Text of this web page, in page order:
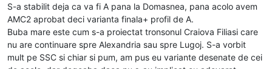
S-a stabilit deja ca va fi A pana la Domasnea, pana acolo avem
AMC2 aprobat deci varianta finala+ profil de A.
Buba mare este cum s-a proiectat tronsonul Craiova Filiasi care
nu are continuare spre Alexandria sau spre Lugoj. S-a vorbit
mult pe SSC si chiar si pum, am pus eu variante desenate de cei